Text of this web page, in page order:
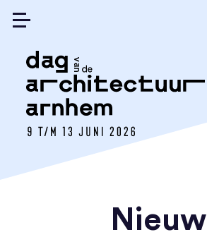
Nieuw